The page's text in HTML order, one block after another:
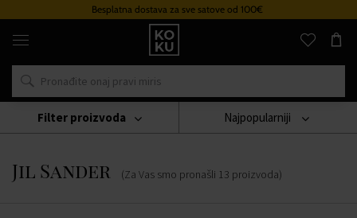
Besplatna dostava za sve satove od 100€
Originalni
parfemi
satovi
na
mjestu
Marke
Jil Sander
Jil Sander (Za Vas smo pronašli 13 proizvoda)
Najpopularniji
Filter proizvoda